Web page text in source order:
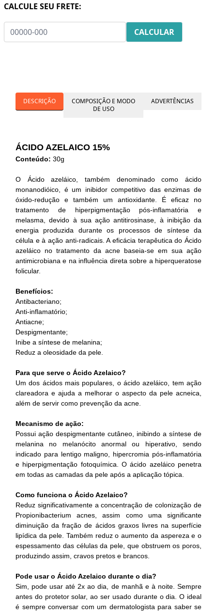
CALCULE SEU FRETE:
ADVERTÊNCIAS
COMPOSIÇÃO E MODO
DE USO
DESCRIÇÃO
ÁCIDO AZELAICO 15%
Conteúdo: 30g
O Ácido azeláico, também denominado como ácido
monanodióico, é um inibidor competitivo das enzimas de
óxido-redução e também um antioxidante. É eficaz no
tratamento de hiperpigmentação pós-inflamatória e
melasma, devido à sua ação antitirosinase, à inibição da
energia produzida durante os processos de síntese da
célula e à ação anti-radicais. A eficácia terapêutica do Ácido
azeláico no tratamento da acne baseia-se em sua ação
antimicrobiana e na influência direta sobre a hiperqueratose
folicular.
Benefícios:
Antibacteriano;
Anti-inflamatório;
Antiacne;
Despigmentante;
Inibe a síntese de melanina;
Reduz a oleosidade da pele.
Para que serve o Ácido Azelaico?
Um dos ácidos mais populares, o ácido azeláico, tem ação
clareadora e ajuda a melhorar o aspecto da pele acneica,
além de servir como prevenção da acne.
Mecanismo de ação:
Possui ação despigmentante cutâneo, inibindo a síntese de
melanina no melanócito anormal ou hiperativo, sendo
indicado para lentigo maligno, hipercromia pós-inflamatória
e hiperpigmentação fotoquímica. O ácido azeláico penetra
em todas as camadas da pele após a aplicação tópica.
Como funciona o Ácido Azelaico?
Reduz significativamente a concentração de colonização de
Propionibacterium acnes, assim como uma significante
diminuição da fração de ácidos graxos livres na superfície
lipídica da pele. Também reduz o aumento da aspereza e o
espessamento das células da pele, que obstruem os poros,
produzindo assim, cravos pretos e brancos.
Pode usar o Ácido Azelaico durante o dia?
Sim, pode usar até 2x ao dia, de manhã e à noite. Sempre
antes do protetor solar, ao ser usado durante o dia. O ideal
é sempre conversar com um dermatologista para saber se